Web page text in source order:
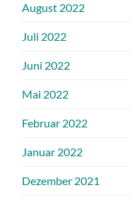
August 2022
Juli 2022
Juni 2022
Mai 2022
Februar 2022
Januar 2022
Dezember 2021